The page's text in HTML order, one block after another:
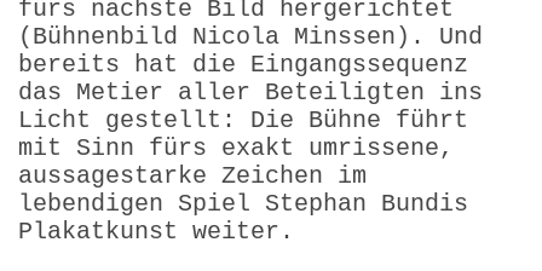
fürs nächste Bild hergerichtet
(Bühnenbild Nicola Minssen). Und
bereits hat die Eingangssequenz
das Metier aller Beteiligten ins
Licht gestellt: Die Bühne führt
mit Sinn fürs exakt umrissene,
aussagestarke Zeichen im
lebendigen Spiel Stephan Bundis
Plakatkunst weiter.